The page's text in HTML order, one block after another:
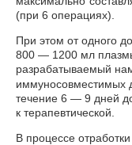
(при 6 операциях).
При этом от одного
800 — 1200 мл
разрабатываемый
иммуносовместимых
течение 6 — 9 дней
к терапевтической.
В процессе